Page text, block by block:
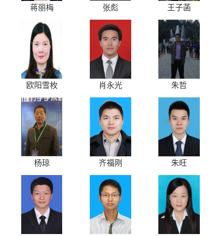
蒋丽梅 张彪 王子菡
欧阳雪枚 肖永光 朱哲
杨琼 齐福刚 朱旺